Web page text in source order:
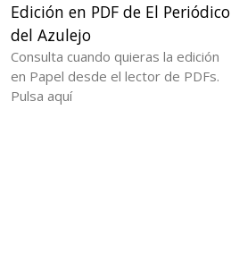
Edición en PDF de El Periódico
del Azulejo
Consulta cuando quieras la edición
en Papel desde el lector de PDFs.
Pulsa aquí